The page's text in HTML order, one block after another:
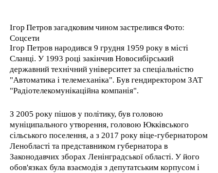
Ігор Петров загадковим чином застрелився Фото:
Соцсети
Ігор Петров народився 9 грудня 1959 року в місті
Сланці. У 1993 році закінчив Новосибірський
державний технічний університет за спеціальністю
"Автоматика і телемеханіка". Був гендиректором ЗАТ
"Радіотелекомунікаційна компанія".
З 2005 року пішов у політику, був головою
муніципального утворення, головою Юкківського
сільського поселення, а з 2017 року віце-губернатором
Ленобласті та представником губернатора в
Законодавчих зборах Ленінградської області. У його
обов'язках була взаємодія з депутатським корпусом і